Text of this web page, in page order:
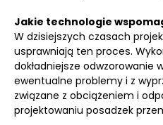
Jakie technologie
W dzisiejszych czasach
usprawniają ten proces.
dokładniejsze odwzorowanie
ewentualne problemy i z
związane z obciążeniem i
projektowaniu posadzek